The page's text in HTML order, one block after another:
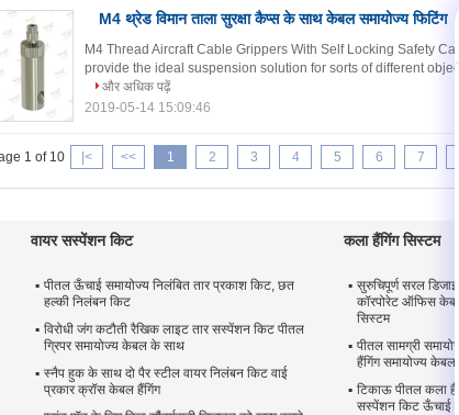
M4 थ्रेड विमान ताला सुरक्षा कैप्स के साथ केबल समायोज्य फिटिंग
M4 Thread Aircraft Cable Grippers With Self Locking Safety
provide the ideal suspension solution for sorts of different
और अधिक पढ़ें
2019-05-14 15:09:46
1 of 10 |< << 1 2 3 4 5 6 7
वायर सस्पेंशन किट
पीतल ऊँचाई समायोज्य निलंबित तार प्रकाश किट, छत
हल्की निलंबन किट
विरोधी जंग कटौती रैखिक लाइट तार सस्पेंशन किट पीतल
ग्रिपर समायोज्य केबल के साथ
स्नैप हुक के साथ दो पैर स्टील वायर निलंबन किट वाई
प्रकार क्रॉस केबल हैंगिंग
कला हैंगिंग सिस्टम
सुरुचिपूर्ण सरल
कॉरपोरेट ऑफिस केबल
सिस्टम
पीतल सामग्री
हैंगिंग समायोज्य केबल
टिकाऊ पीतल कला
सस्पेंशन किट ऊँचाई